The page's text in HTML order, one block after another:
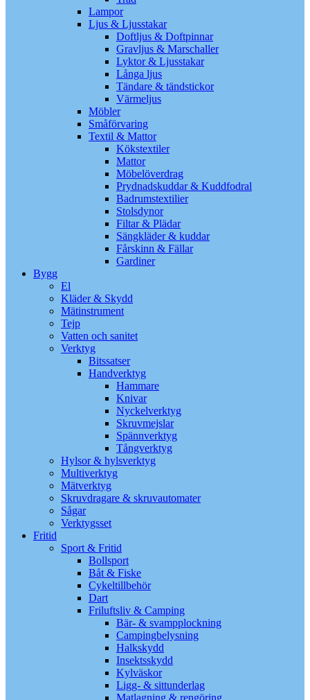
Lampor
Ljus & Ljusstakar
Doftljus & Doftpinnar
Gravljus & Marschaller
Lyktor & Ljusstakar
Långa ljus
Tändare & tändstickor
Värmeljus
Möbler
Småförvaring
Textil & Mattor
Kökstextiler
Mattor
Möbelöverdrag
Prydnadskuddar & Kuddfodral
Badrumstextilier
Stolsdynor
Filtar & Plädar
Sängkläder & kuddar
Fårskinn & Fällar
Gardiner
Bygg
El
Kläder & Skydd
Mätinstrument
Tejp
Vatten och sanitet
Verktyg
Bitssatser
Handverktyg
Hammare
Knivar
Nyckelverktyg
Skruvmejslar
Spännverktyg
Tångverktyg
Hylsor & hylsverktyg
Multiverktyg
Mätverktyg
Skruvdragare & skruvautomater
Sågar
Verktygsset
Fritid
Sport & Fritid
Bollsport
Båt & Fiske
Cykeltillbehör
Dart
Friluftsliv & Camping
Bär- & svampplockning
Campingbelysning
Halkskydd
Insektsskydd
Kylväskor
Ligg- & sittunderlag
Matlagning & rengöring